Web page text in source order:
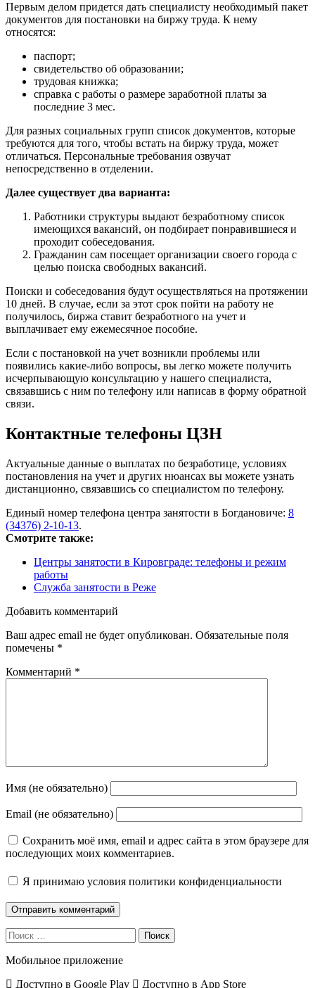
Первым делом придется дать специалисту необходимый пакет
документов для постановки на биржу труда. К нему
относятся:
паспорт;
свидетельство об образовании;
трудовая книжка;
справка с работы о размере заработной платы за
последние 3 мес.
Для разных социальных групп список документов, которые
требуются для того, чтобы встать на биржу труда, может
отличаться. Персональные требования озвучат
непосредственно в отделении.
Далее существует два варианта:
Работники структуры выдают безработному список
имеющихся вакансий, он подбирает понравившиеся и
проходит собеседования.
Гражданин сам посещает организации своего города с
целью поиска свободных вакансий.
Поиски и собеседования будут осуществляться на протяжении
10 дней. В случае, если за этот срок пойти на работу не
получилось, биржа ставит безработного на учет и
выплачивает ему ежемесячное пособие.
Если с постановкой на учет возникли проблемы или
появились какие-либо вопросы, вы легко можете получить
исчерпывающую консультацию у нашего специалиста,
связавшись с ним по телефону или написав в форму обратной
связи.
Контактные телефоны ЦЗН
Актуальные данные о выплатах по безработице, условиях
постановления на учет и других нюансах вы можете узнать
дистанционно, связавшись со специалистом по телефону.
Единый номер телефона центра занятости в Богдановиче: 8
(34376) 2-10-13.
Смотрите также:
Центры занятости в Кировграде: телефоны и режим
работы
Служба занятости в Реже
Добавить комментарий
Ваш адрес email не будет опубликован. Обязательные поля
помечены *
Комментарий *
Имя (не обязательно)
Email (не обязательно)
Сохранить моё имя, email и адрес сайта в этом браузере для
последующих моих комментариев.
Я принимаю условия политики конфиденциальности
Поиск
Мобильное приложение
Доступно в Google Play Доступно в App Store